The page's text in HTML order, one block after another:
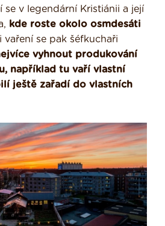
se v legendární Kristiánii a její
kde roste okolo osmdesáti
vaření se pak šéfkuchaři
vyhnout produkování
například tu vaří vlastní
ještě zařadí do vlastních